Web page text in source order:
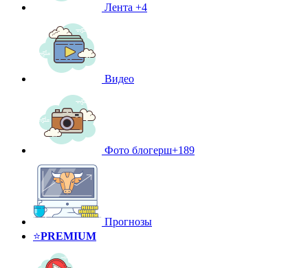
Лента +4
Видео
Фото блогерш+189
Прогнозы
⭐️PREMIUM